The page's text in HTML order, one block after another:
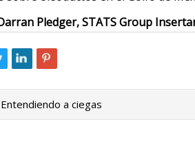
Pledger, STATS Group
Entendiendo a ciegas